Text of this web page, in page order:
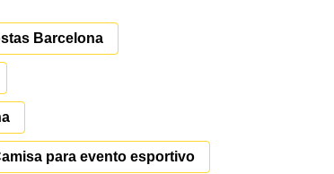
Barcelona
para evento esportivo